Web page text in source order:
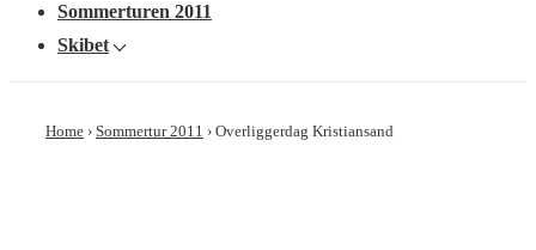
Sommerturen 2011
Skibet
Home › Sommertur 2011 › Overliggerdag Kristiansand